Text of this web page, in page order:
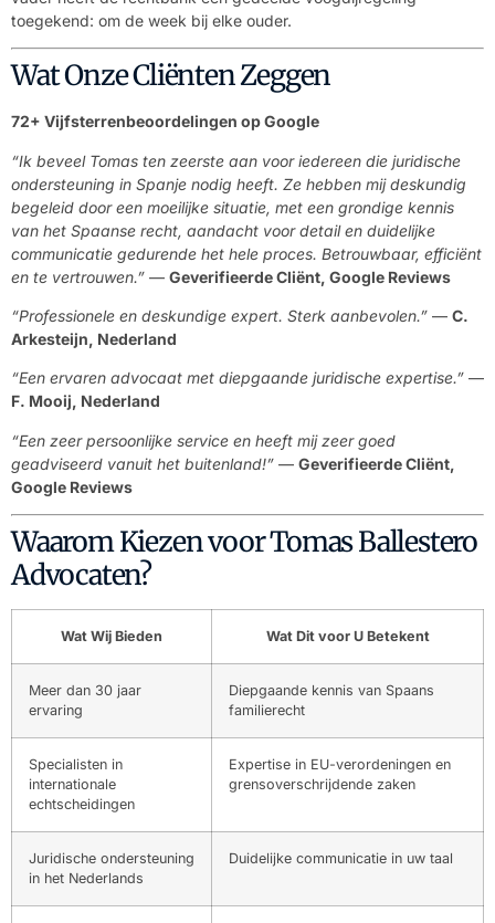
toegekend: om de week bij elke ouder.
Wat Onze Cliënten Zeggen
72+ Vijfsterrenbeoordelingen op Google
“Ik beveel Tomas ten zeerste aan voor iedereen die juridische
ondersteuning in Spanje nodig heeft. Ze hebben mij deskundig
begeleid door een moeilijke situatie, met een grondige kennis
van het Spaanse recht, aandacht voor detail en duidelijke
communicatie gedurende het hele proces. Betrouwbaar, efficiënt
en te vertrouwen.” — Geverifieerde Cliënt, Google Reviews
“Professionele en deskundige expert. Sterk aanbevolen.” — C.
Arkesteijn, Nederland
“Een ervaren advocaat met diepgaande juridische expertise.” —
F. Mooij, Nederland
“Een zeer persoonlijke service en heeft mij zeer goed
geadviseerd vanuit het buitenland!” — Geverifieerde Cliënt,
Google Reviews
Waarom Kiezen voor Tomas Ballestero
Advocaten?
Wat Wij Bieden Wat Dit voor U Betekent
Meer dan 30 jaar
ervaring
Diepgaande kennis van Spaans
familierecht
Specialisten in
internationale
echtscheidingen
Expertise in EU-verordeningen en
grensoverschrijdende zaken
Juridische ondersteuning
in het Nederlands
Duidelijke communicatie in uw taal